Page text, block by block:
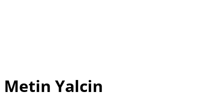
Metin Yalcin